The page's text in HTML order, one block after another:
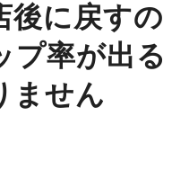
に戻すの
率が出る
せん